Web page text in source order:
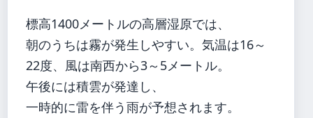
標高1400メートルの高層湿原では、
朝のうちは霧が発生しやすい。気温は16～
22度、風は南西から3～5メートル。
午後には積雲が発達し、
一時的に雷を伴う雨が予想されます。